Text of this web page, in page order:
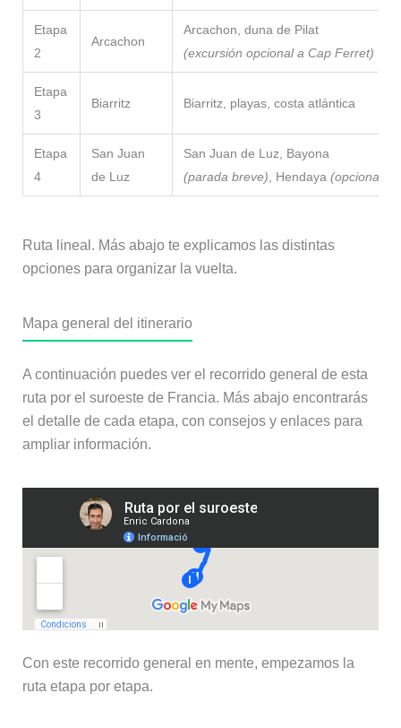
Etapa
2
Arcachon
Arcachon, duna de Pilat
(excursión opcional a Cap Ferret)
Etapa
3
Biarritz Biarritz, playas, costa atlántica
Etapa
4
San Juan
de Luz
San Juan de Luz, Bayona
(parada breve), Hendaya (opcional)
Ruta lineal. Más abajo te explicamos las distintas
opciones para organizar la vuelta.
Mapa general del itinerario
A continuación puedes ver el recorrido general de esta
ruta por el suroeste de Francia. Más abajo encontrarás
el detalle de cada etapa, con consejos y enlaces para
ampliar información.
Con este recorrido general en mente, empezamos la
ruta etapa por etapa.